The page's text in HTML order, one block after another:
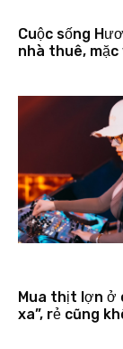
Cuộc sống
nhà thuê,
Mua thịt lợn ở
xa”, rẻ cũng